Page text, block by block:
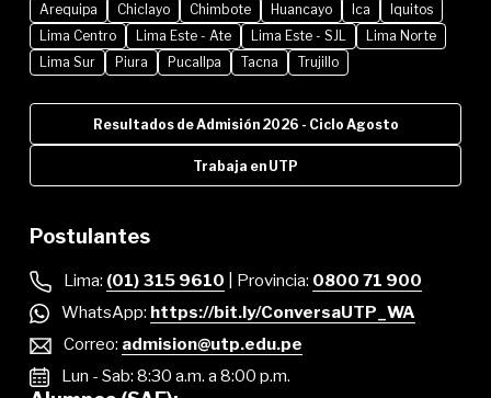
Arequipa Chiclayo Chimbote Huancayo Ica
Iquitos
Lima Centro
Lima Este - Ate Lima Este - SJL
Lima Norte
Lima Sur
Piura Pucallpa Tacna Trujillo
Resultados de Admisión 2026 - Ciclo Agosto
Trabaja en UTP
Postulantes
Lima: (01) 315 9610 | Provincia: 0800 71 900
WhatsApp: https://bit.ly/ConversaUTP_WA
Correo: admision@utp.edu.pe
Lun - Sab: 8:30 a.m. a 8:00 p.m.